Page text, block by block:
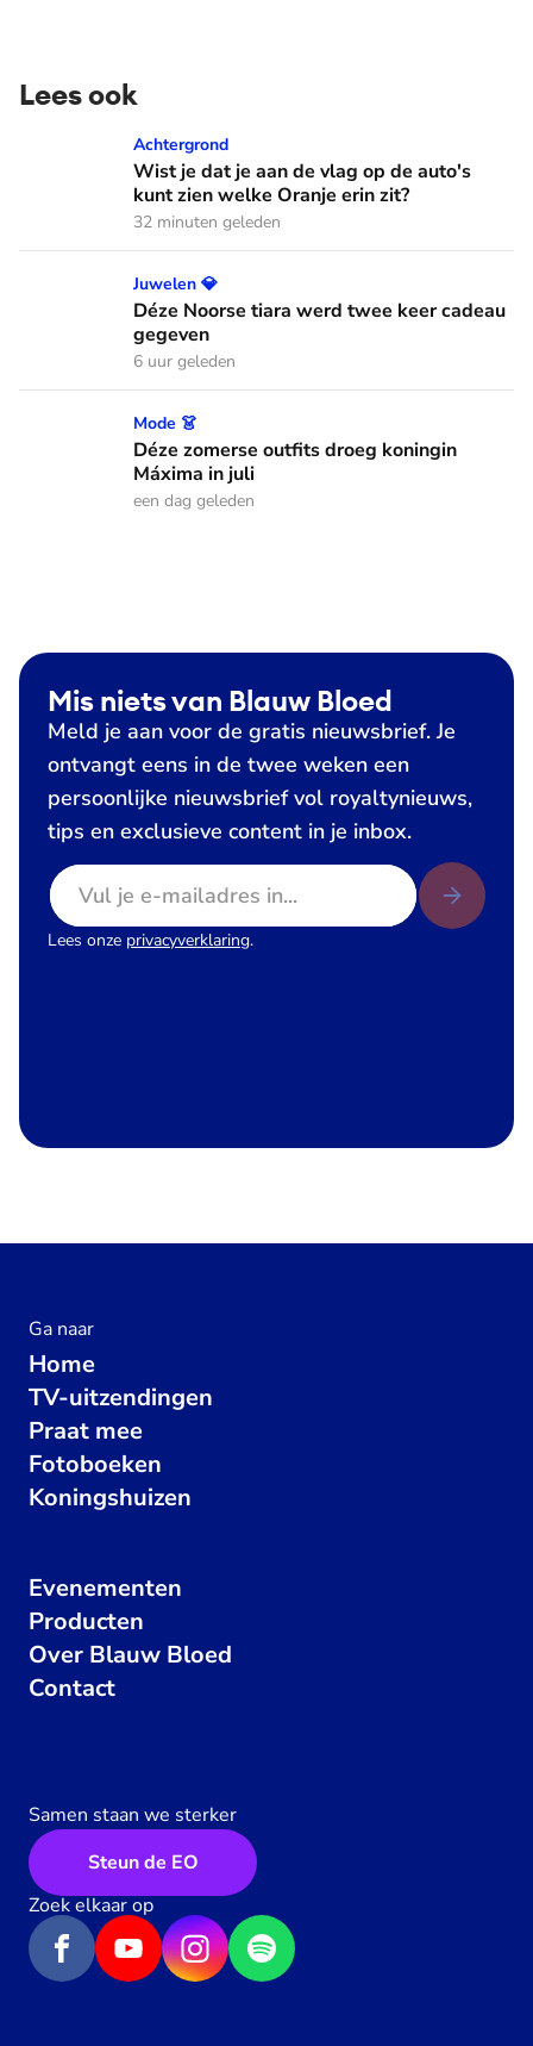
Lees ook
Wist je dat je aan de vlag op de auto's kunt zien welke
Achtergrond
Wist je dat je aan de vlag op de auto's
kunt zien welke Oranje erin zit?
32 minuten geleden
Déze Noorse tiara werd twee keer cadeau gegeven
Juwelen 💎
Déze Noorse tiara werd twee keer cadeau
gegeven
6 uur geleden
Déze zomerse outfits droeg koningin Máxima in juli
Mode 👗
Déze zomerse outfits droeg koningin
Máxima in juli
een dag geleden
Mis niets van Blauw Bloed
Meld je aan voor de gratis nieuwsbrief. Je
ontvangt eens in de twee weken een
persoonlijke nieuwsbrief vol royaltynieuws,
tips en exclusieve content in je inbox.
E-mailadres
Lees onze privacyverklaring.
Ga naar
Home
TV-uitzendingen
Praat mee
Fotoboeken
Koningshuizen
Evenementen
Producten
Over Blauw Bloed
Contact
Samen staan we sterker
Steun de EO
Zoek elkaar op